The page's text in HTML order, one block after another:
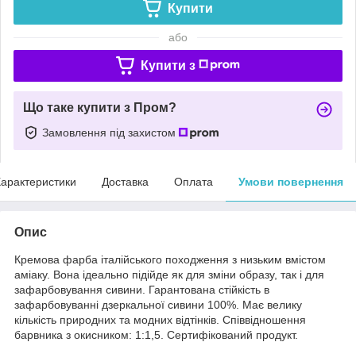
Купити
або
Купити з
Що таке купити з Пром?
Замовлення під захистом
Доставка Оплата Умови повернення
Опис
Кремова фарба італійського походження з низьким вмістом
аміаку. Вона ідеально підійде як для зміни образу, так і для
зафарбовування сивини. Гарантована стійкість в
зафарбовуванні дзеркальної сивини 100%. Має велику
кількість природних та модних відтінків. Співвідношення
барвника з окисником: 1:1,5. Сертифікований продукт.